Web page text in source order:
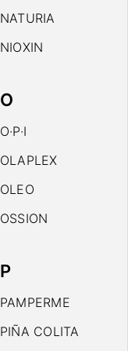
NATURIA
NIOXIN
O
O·P·I
OLAPLEX
OLEO
OSSION
P
PAMPERME
PIÑA COLITA